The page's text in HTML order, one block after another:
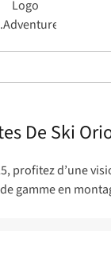
De Ski
profitez d’une
gamme en